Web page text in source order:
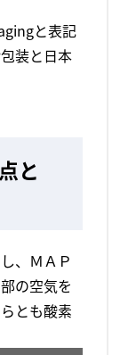
と表記
装と日本
と
、ＭＡＰ
の空気を
とも酸素